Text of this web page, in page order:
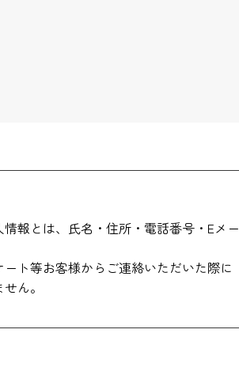
報とは、氏名・住所・電話番号・Eメー
ト等お客様からご連絡いただいた際に
ん。
どの為に他の会社に業務の一部を委託